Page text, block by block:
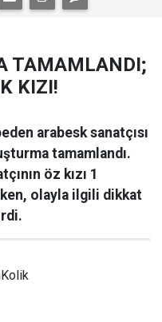
TAMAMLANDI;
KIZI!
arabesk sanatçısı
tamamlandı.
öz kızı 1
olayla ilgili dikkat